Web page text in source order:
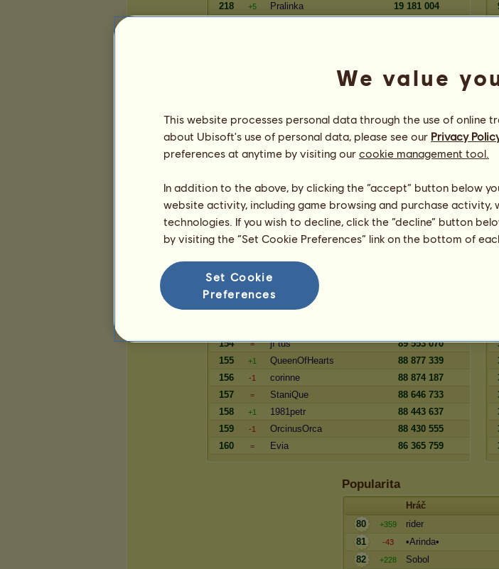
218
+5 Pralinka
19 181 004
141
= jakub 12
100 741 489
142
+2 gg99999
96 748 047
143
-1 Silvaner
96 539 936
145
= mimiko
94 737 958
146
= Darkanas
94 632 495
147
= Neiteriah
93 801 091
148
= Miki90
92 803 213
150
-1 Piiiškootek
151
= nikolous13
152
= Antik
154
= jí tuš
89 553 070
155
+1 QueenOfHearts
88 877 339
156
-1 corinne
88 874 187
157
= StaniQue
88 646 733
158
+1 1981petr
88 443 637
159
-1 OrcinusOrca
88 430 555
160
= Evia 86 365 759
Popularita
Hráč
80
+359 rider
81
-43 •Arinda•
82
+228 Sobol
We value
This website processes personal data through the use of online
about Ubisoft's use of personal data, please see our Privacy
preferences at anytime by visiting our cookie management tool.
In addition to the above, by clicking the “accept” button below
website activity, including game browsing and purchase activity,
technologies. If you wish to decline, click the “decline” button
by visiting the “Set Cookie Preferences” link on the bottom of
Set Cookie
Preferences